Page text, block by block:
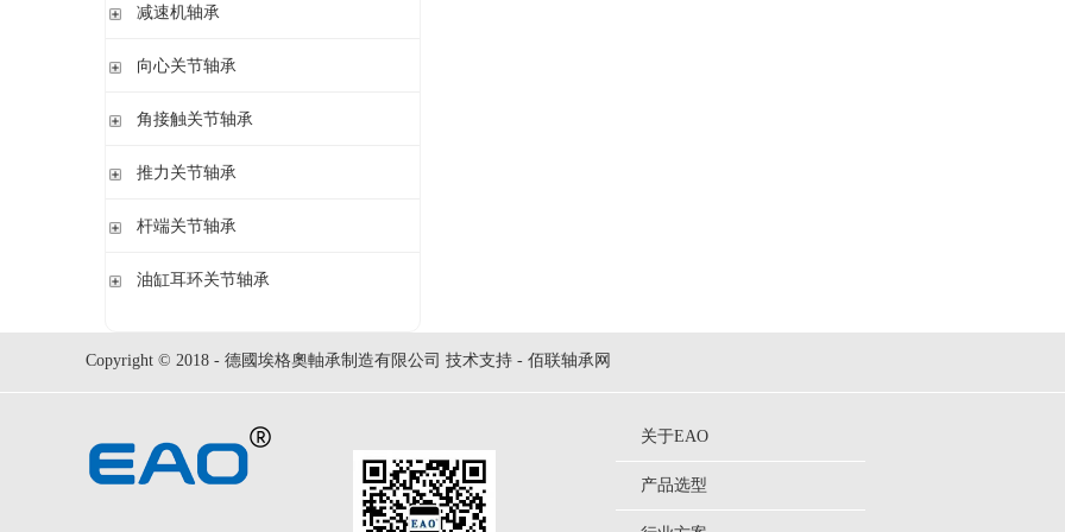
立式轴承座LOE,剖分用于圆柱孔调心滚子轴承
立式轴承座LOE,剖分适用于带紧定套的圆锥孔调心滚子轴承
立式轴承座BND,非剖分适用于调心滚子轴承
带法兰的轴承座F5,非剖分用于带紧定套的圆锥孔轴承
锁紧螺母
止动垫圈
止动卡板
减速机轴承
无外圈满装圆柱滚子轴承 RSL系列
外球面满滚子轴承 SL05,SL06 系列
双列满装圆柱滚子轴承 SL1849系列
单列满装圆柱滚子轴承 SL1830 系列
向心关节轴承
向心关节轴承
角接触关节轴承
角接触关节轴承
推力关节轴承
推力关节轴承
杆端关节轴承
杆端关节轴承
油缸耳环关节轴承
Copyright © 2018 - 德國埃格奧軸承制造有限公司 技术支持 - 佰联轴承网
关于EAO
产品选型